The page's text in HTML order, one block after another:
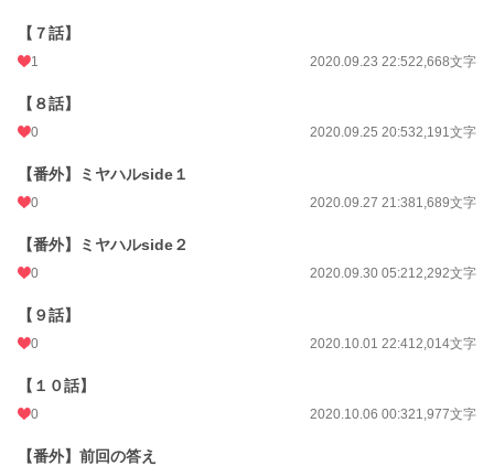
【７話】
1 2020.09.23 22:522,668文字
【８話】
0 2020.09.25 20:532,191文字
【番外】ミヤハルside１
0 2020.09.27 21:381,689文字
【番外】ミヤハルside２
0 2020.09.30 05:212,292文字
【９話】
0 2020.10.01 22:412,014文字
【１０話】
0 2020.10.06 00:321,977文字
【番外】前回の答え